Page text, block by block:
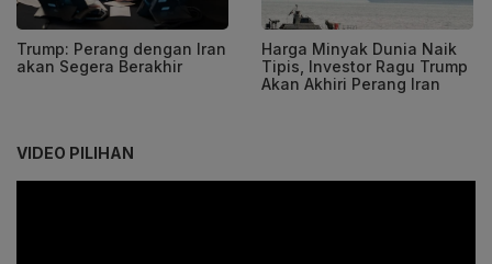
Trump: Perang dengan Iran
akan Segera Berakhir
Harga Minyak Dunia Naik
Tipis, Investor Ragu Trump
Akan Akhiri Perang Iran
VIDEO PILIHAN